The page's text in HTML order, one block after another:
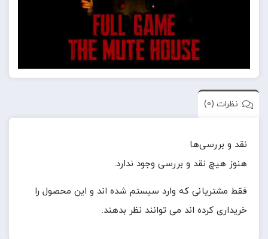
نظرات (0)
نقد و بررسی‌ها
هنوز هیچ نقد و بررسی وجود ندارد.
فقط مشتریانی که وارد سیستم شده اند و این محصول را
خریداری کرده اند می توانند نظر بدهند.